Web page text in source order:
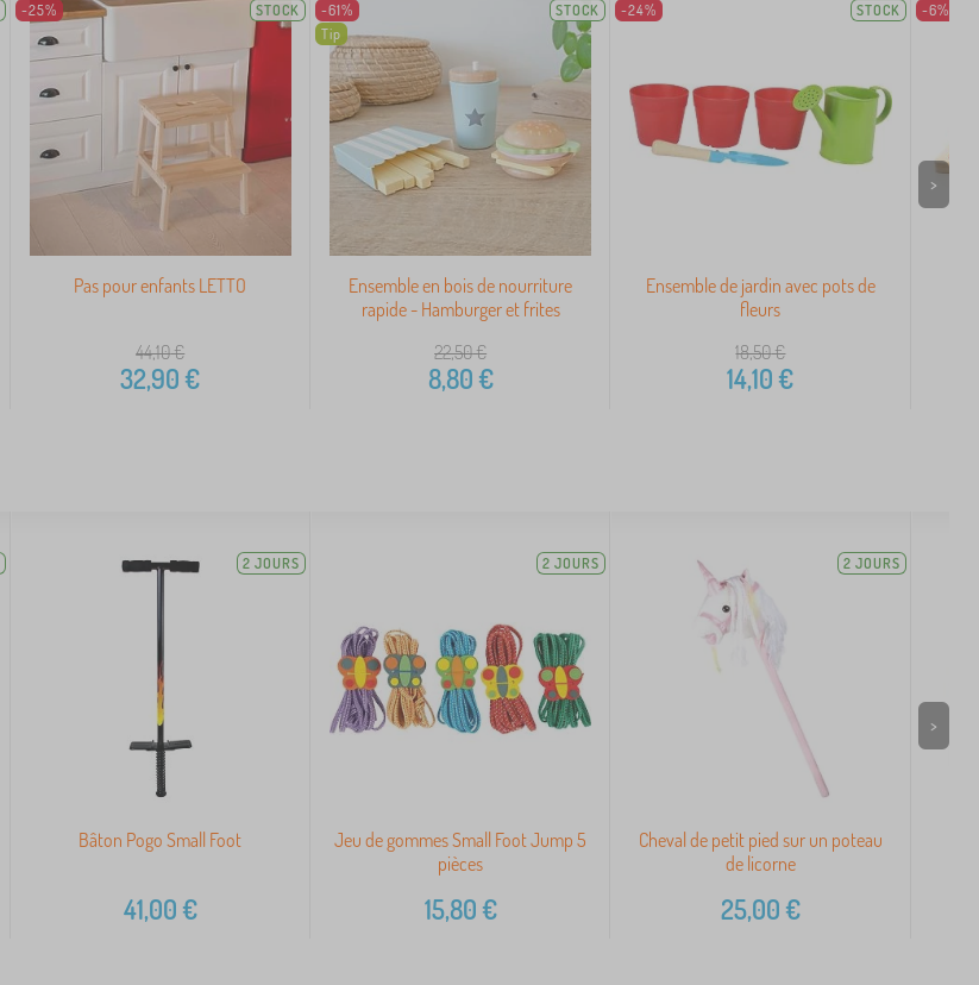
-25% STOCK
Pas pour enfants LETTO
44,10€
32,90€
-61%
Tip
STOCK
Ensemble en bois de nourriture
rapide - Hamburger et frites
22,50€
8,80€
-24% STOCK
Ensemble de jardin avec pots de
fleurs
18,50€
14,10€
-6%
>
2 JOURS
Bâton Pogo Small Foot
41,00€
2 JOURS
Jeu de gommes Small Foot Jump 5
pièces
15,80€
2 JOURS
Cheval de petit pied sur un poteau
de licorne
25,00€
>